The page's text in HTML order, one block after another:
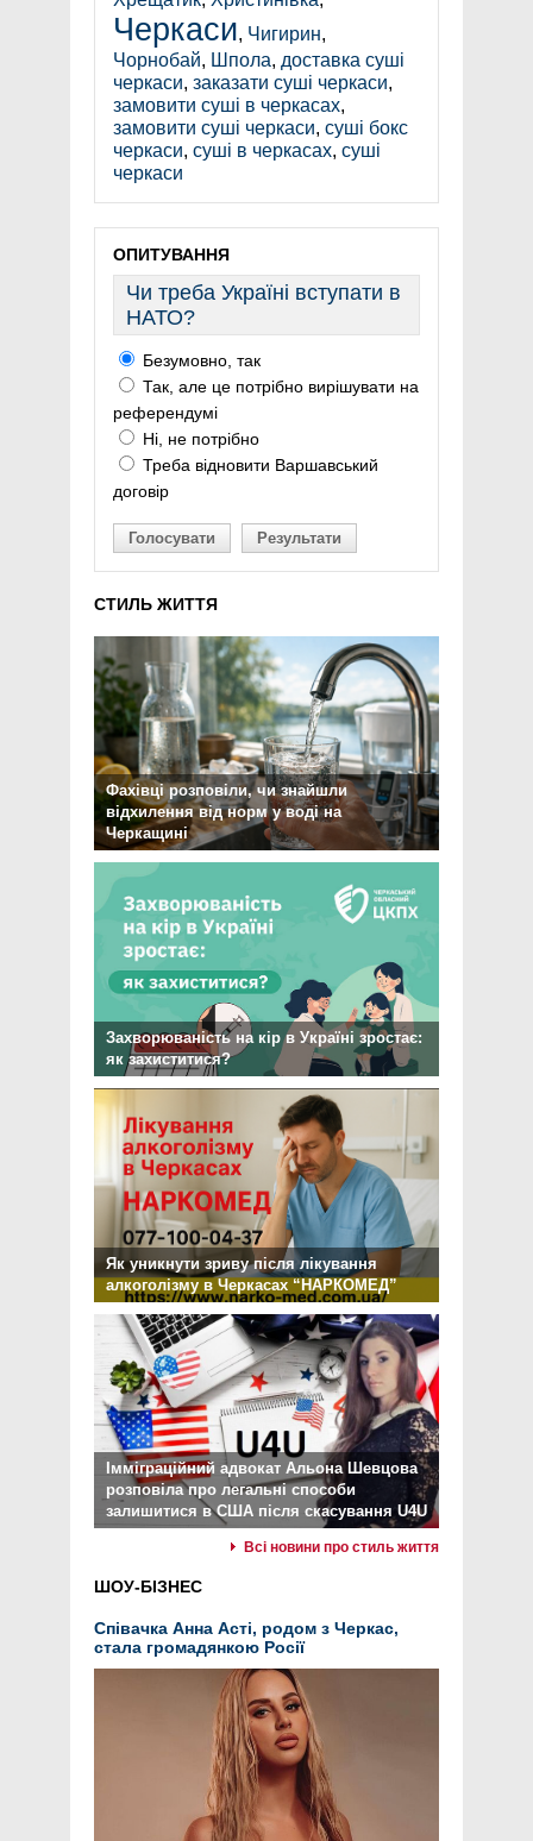
Черкаси, Чигирин,
Чорнобай, Шпола, доставка суші
черкаси, заказати суші черкаси,
замовити суші в черкасах,
замовити суші черкаси, суші бокс
черкаси, суші в черкасах, суші
черкаси
ОПИТУВАННЯ
Чи треба Україні вступати в
НАТО?
Безумовно, так
Так, але це потрібно вирішувати на
референдумі
Ні, не потрібно
Треба відновити Варшавський
договір
Голосувати Результати
СТИЛЬ ЖИТТЯ
Фахівці розповіли, чи знайшли
відхилення від норм у воді на
Черкащині
Захворюваність на кір в Україні зростає:
як захиститися?
Як уникнути зриву після лікування
алкоголізму в Черкасах “НАРКОМЕД”
Імміграційний адвокат Альона Шевцова
розповіла про легальні способи
залишитися в США після скасування U4U
Всі новини про стиль життя
ШОУ-БІЗНЕС
Співачка Анна Асті, родом з Черкас,
стала громадянкою Росії